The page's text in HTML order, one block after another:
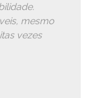
mesmo
vezes